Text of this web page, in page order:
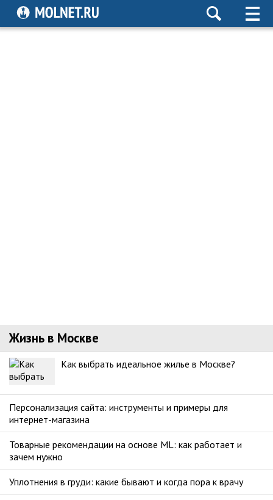
Жизнь в Москве
Как выбрать идеальное жилье в Москве?
Персонализация сайта: инструменты и примеры для
интернет-магазина
Товарные рекомендации на основе ML: как работает и
зачем нужно
Уплотнения в груди: какие бывают и когда пора к врачу